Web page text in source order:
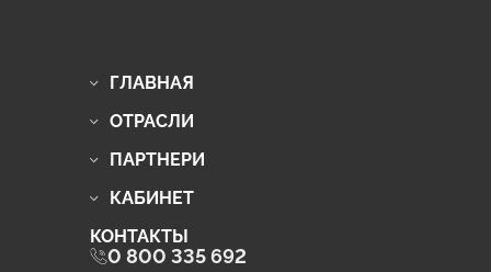
ГЛАВНАЯ
ОТРАСЛИ
ПАРТНЕРИ
КАБИНЕТ
КОНТАКТЫ
0 800 335 692